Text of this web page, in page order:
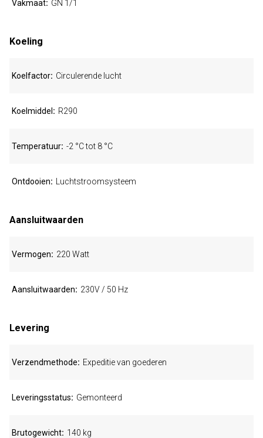
Vakmaat GN 1/1
Koeling
Koelfactor Circulerende lucht
Koelmiddel R290
Temperatuur -2 °C tot 8 °C
Ontdooien Luchtstroomsysteem
Aansluitwaarden
Vermogen 220 Watt
Aansluitwaarden 230V / 50 Hz
Levering
Verzendmethode Expeditie van goederen
Leveringsstatus Gemonteerd
Brutogewicht 140 kg